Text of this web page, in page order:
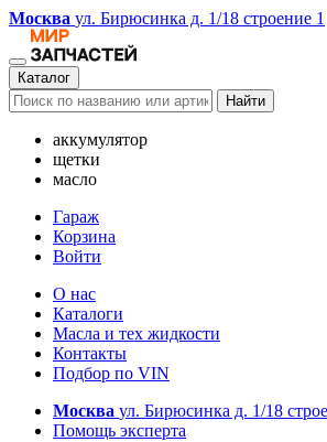
Москва ул. Бирюсинка д. 1/18 строение 1
Каталог
Найти
аккумулятор
щетки
масло
Гараж
Корзина
Войти
О нас
Каталоги
Масла и тех жидкости
Контакты
Подбор по VIN
Москва ул. Бирюсинка д. 1/18
Помощь эксперта